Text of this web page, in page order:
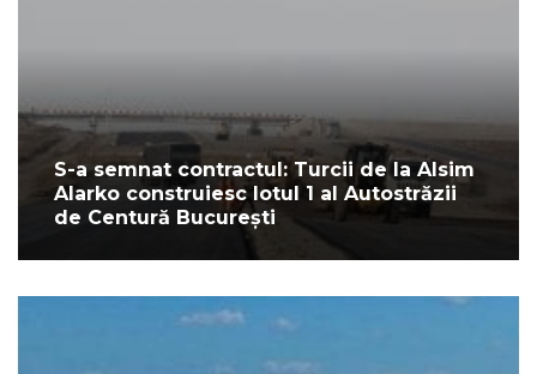
S-a semnat contractul: Turcii de la Alsim
Alarko construiesc lotul 1 al Autostrăzii
de Centură București